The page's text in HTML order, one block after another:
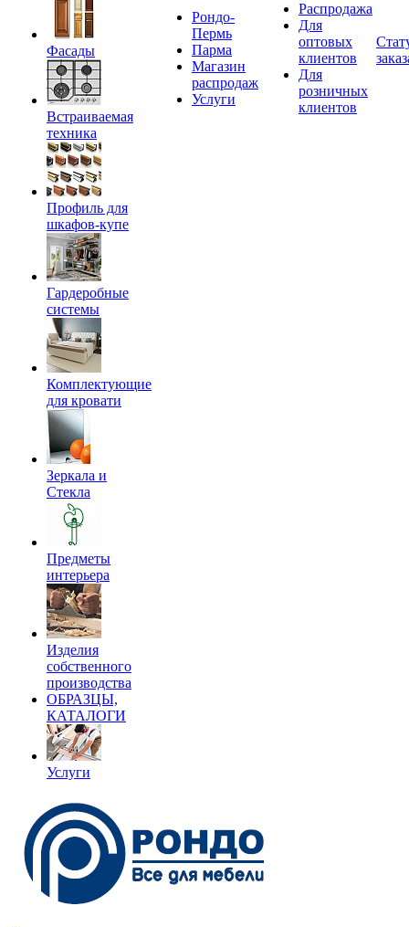
Фасады
Встраиваемая
техника
Профиль для
шкафов-купе
Гардеробные
системы
Комплектующие
для кровати
Зеркала и
Стекла
Предметы
интерьера
Изделия
собственного
производства
ОБРАЗЦЫ,
КАТАЛОГИ
Услуги
Рондо-
Пермь
Парма
Магазин
распродаж
Услуги
Распродажа
Для
оптовых
клиентов
Для
розничных
клиентов